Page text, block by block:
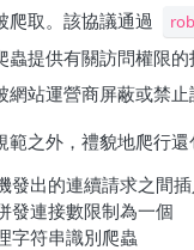
爬取。該協議通過
蟲提供有關訪問權限
站運營商屏蔽或禁止
之外，禮貌地爬行還
發出的連續請求之間
發連接數限制為一個
字符串識別爬蟲